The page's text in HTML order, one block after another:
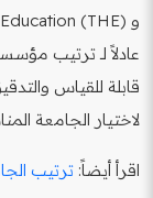
عادلاً لـ ترتيب
قابلة للقياس
لاختيار الجامعة
اقرأ أيضاً: ترتيب